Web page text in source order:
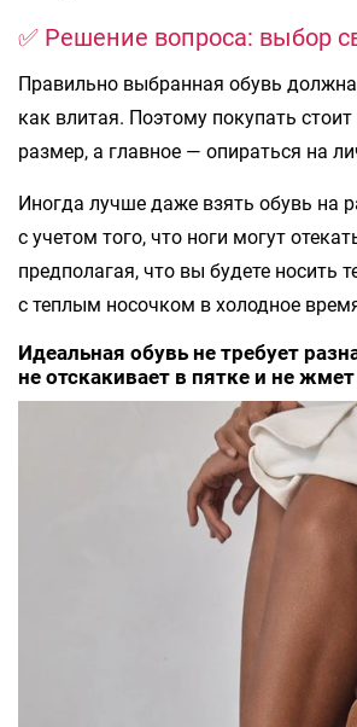
✅ Решение вопроса: выбор
Правильно выбранная обувь должна
как влитая. Поэтому покупать
размер, а главное — опираться на
Иногда лучше даже взять обувь на
с учетом того, что ноги могут
предполагая, что вы будете носить
с теплым носочком в холодное
Идеальная обувь не требует
не отскакивает в пятке и не